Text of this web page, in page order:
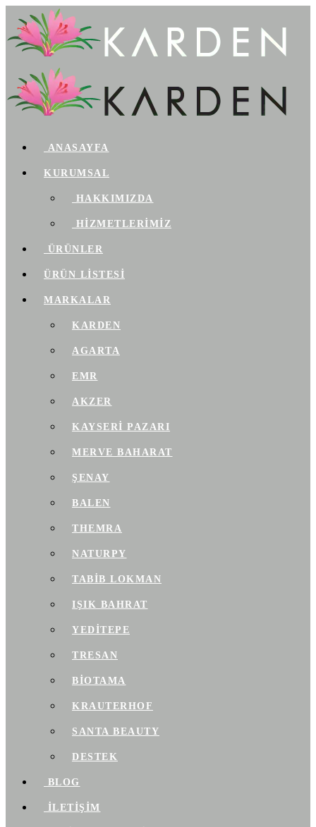
ANASAYFA
KURUMSAL
HAKKIMIZDA
HİZMETLERİMİZ
ÜRÜNLER
ÜRÜN LİSTESİ
MARKALAR
KARDEN
AGARTA
EMR
AKZER
KAYSERI PAZARI
MERVE BAHARAT
ŞENAY
BALEN
THEMRA
NATURPY
TABIB LOKMAN
IŞIK BAHRAT
YEDITEPE
TRESAN
BIOTAMA
KRAUTERHOF
SANTA BEAUTY
DESTEK
BLOG
İLETİŞİM